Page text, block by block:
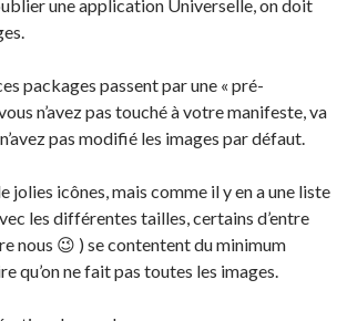
une application Universelle, on doit
packages passent par une « pré-
n’avez pas touché à votre manifeste, va
pas modifié les images par défaut.
jolies icônes, mais comme il y en a une liste
les différentes tailles, certains d’entre
nous 😉 ) se contentent du minimum
qu’on ne fait pas toutes les images.